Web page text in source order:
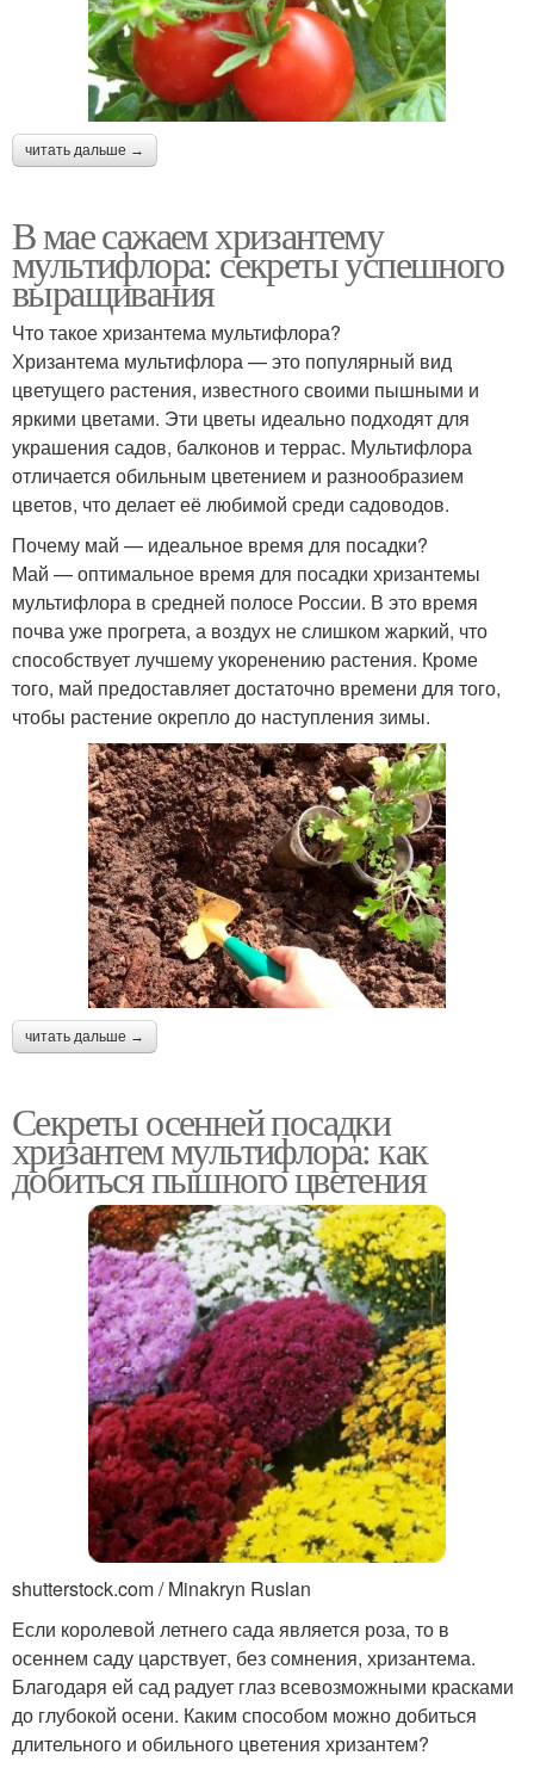
читать дальше →
В мае сажаем хризантему
мультифлора: секреты успешного
выращивания
Что такое хризантема мультифлора?
Хризантема мультифлора — это популярный вид
цветущего растения, известного своими пышными и
яркими цветами. Эти цветы идеально подходят для
украшения садов, балконов и террас. Мультифлора
отличается обильным цветением и разнообразием
цветов, что делает её любимой среди садоводов.
Почему май — идеальное время для посадки?
Май — оптимальное время для посадки хризантемы
мультифлора в средней полосе России. В это время
почва уже прогрета, а воздух не слишком жаркий, что
способствует лучшему укоренению растения. Кроме
того, май предоставляет достаточно времени для того,
чтобы растение окрепло до наступления зимы.
читать дальше →
Секреты осенней посадки
хризантем мультифлора: как
добиться пышного цветения
shutterstock.com / Minakryn Ruslan
Если королевой летнего сада является роза, то в
осеннем саду царствует, без сомнения, хризантема.
Благодаря ей сад радует глаз всевозможными красками
до глубокой осени. Каким способом можно добиться
длительного и обильного цветения хризантем?